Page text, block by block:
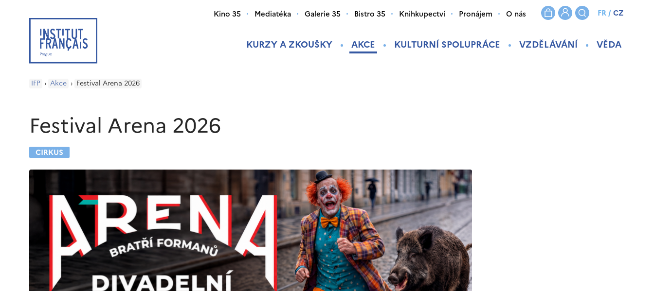
KURZY A ZKOUŠKY AKCE KULTURNÍ SPOLUPRÁCE VZDĚLÁVÁNÍ VĚDA
Kino 35 Mediatéka Galerie 35 Bistro 35 Knihkupectví Pronájem O nás FR/CZ
IFP › Akce › Festival Arena 2026
Festival Arena 2026
CIRKUS